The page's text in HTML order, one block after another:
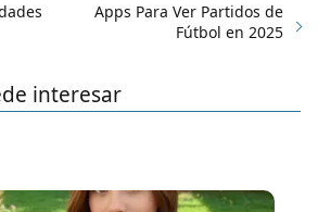
Apps Para Ver Partidos de
Fútbol en 2025
interesar